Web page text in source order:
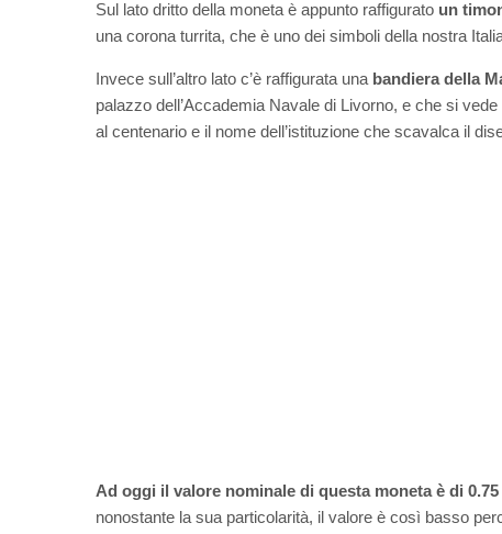
Sul lato dritto della moneta è appunto raffigurato un
una corona turrita, che è uno dei simboli della nostra
Invece sull’altro lato c’è raffigurata una bandiera della
palazzo dell’Accademia Navale di Livorno, e che si
al centenario e il nome dell’istituzione che scavalca il
Ad oggi il valore nominale di questa moneta è di
nonostante la sua particolarità, il valore è così basso